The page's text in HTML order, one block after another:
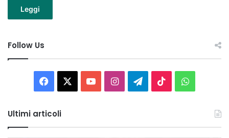
Leggi
Follow Us
Facebook You InstagramTelegram
TikTok
Ultimi articoli